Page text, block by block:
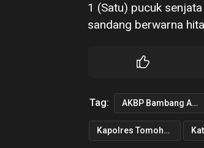
1 (Satu) pucuk
sandang berwarna
Tag: AKBP Bambang Ashari Gatot
Kapolres Tomohon